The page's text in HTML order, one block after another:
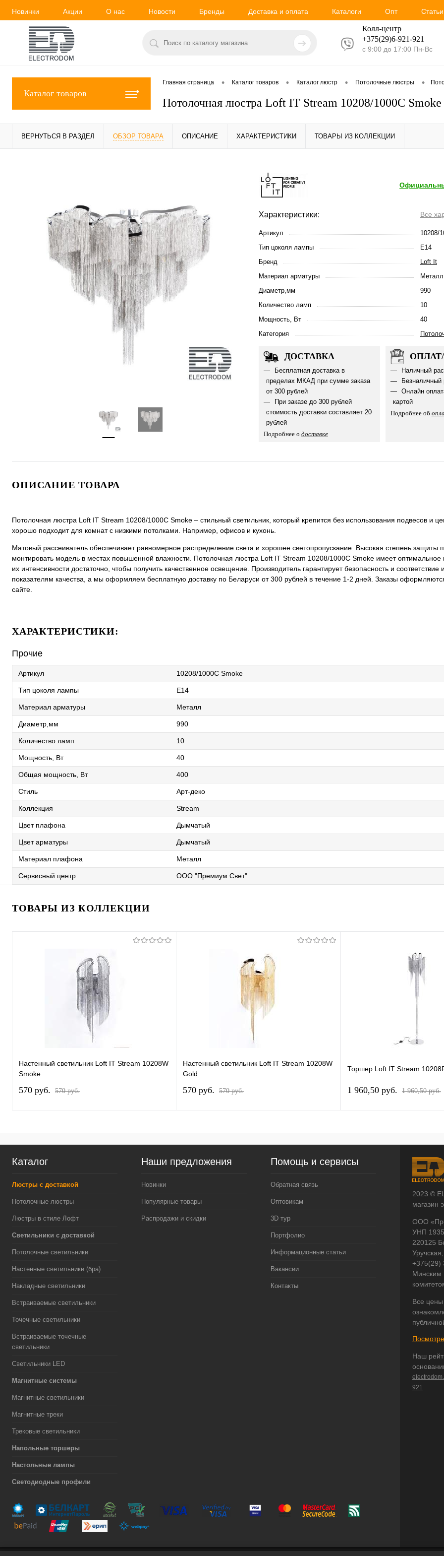
Новинки Акции О нас Новости Бренды Доставка и оплата Каталоги Опт Статьи
Колл-центр
+375(29)6-921-921
с 9:00 до 17:00 Пн-Вс
Каталог товаров
Главная страница • Каталог товаров • Каталог люстр • Потолочные люстры •
Потолочная люстра Loft IT Stream 10208/1000C Smoke
ВЕРНУТЬСЯ В РАЗДЕЛ ОБЗОР ТОВАРА ОПИСАНИЕ ХАРАКТЕРИСТИКИ ТОВАРЫ ИЗ КОЛЛЕКЦИИ
Характеристики: Все
Артикул
10208/
Тип цоколя лампы
E14
Бренд
Loft It
Материал арматуры
Металл
Диаметр,мм
990
Количество ламп
10
Мощность, Вт
40
Категория
ДОСТАВКА
Бесплатная доставка в
пределах МКАД при сумме заказа
от 300 рублей
При заказе до 300 рублей
стоимость доставки составляет 20
рублей
Подробнее о доставке
Наличный
Безналичный
Онлайн
картой
Подробнее об
ОПИСАНИЕ ТОВАРА
Потолочная люстра Loft IT Stream 10208/1000C Smoke – стильный светильник, который крепится без использования подвесов и
хорошо подходит для комнат с низкими потолками. Например, офисов и кухонь.
Матовый рассеиватель обеспечивает равномерное распределение света и хорошее светопропускание. Высокая степень защиты
монтировать модель в местах повышенной влажности. Потолочная люстра Loft IT Stream 10208/1000C Smoke имеет оптимальное
их интенсивности достаточно, чтобы получить качественное освещение. Производитель гарантирует безопасность и соответствие
показателям качества, а мы оформляем бесплатную доставку по Беларуси от 300 рублей в течение 1-2 дней. Заказы
сайте.
ХАРАКТЕРИСТИКИ:
Прочие
Артикул 10208/1000C Smoke
Тип цоколя лампы E14
Материал арматуры Металл
Диаметр,мм 990
Количество ламп 10
Мощность, Вт 40
Общая мощность, Вт 400
Стиль Арт-деко
Коллекция Stream
Цвет плафона Дымчатый
Цвет арматуры Дымчатый
Материал плафона Металл
Сервисный центр ООО "Премиум Свет"
ТОВАРЫ ИЗ КОЛЛЕКЦИИ
Настенный светильник Loft IT Stream 10208W
Smoke
570 pуб. 570 pуб.
Настенный светильник Loft IT Stream 10208W
Gold
570 pуб. 570 pуб.
Торшер Loft IT Stream
1 960,50 pуб. 1 960,50 pуб.
Каталог
Люстры с доставкой
Потолочные люстры
Люстры в стиле Лофт
Светильники с доставкой
Потолочные светильники
Настенные светильники (бра)
Накладные светильники
Встраиваемые светильники
Точечные светильники
Встраиваемые точечные
светильники
Светильники LED
Магнитные системы
Магнитные светильники
Магнитные треки
Трековые светильники
Напольные торшеры
Настольные лампы
Светодиодные профили
Наши предложения
Новинки
Популярные товары
Распродажи и скидки
Помощь и сервисы
Обратная связь
Оптовикам
3D тур
Портфолио
Информационные статьи
Вакансии
Контакты
2023 ©
магазин
ООО
УНП
220125
+375(29)
Минским
Все
Наш
921